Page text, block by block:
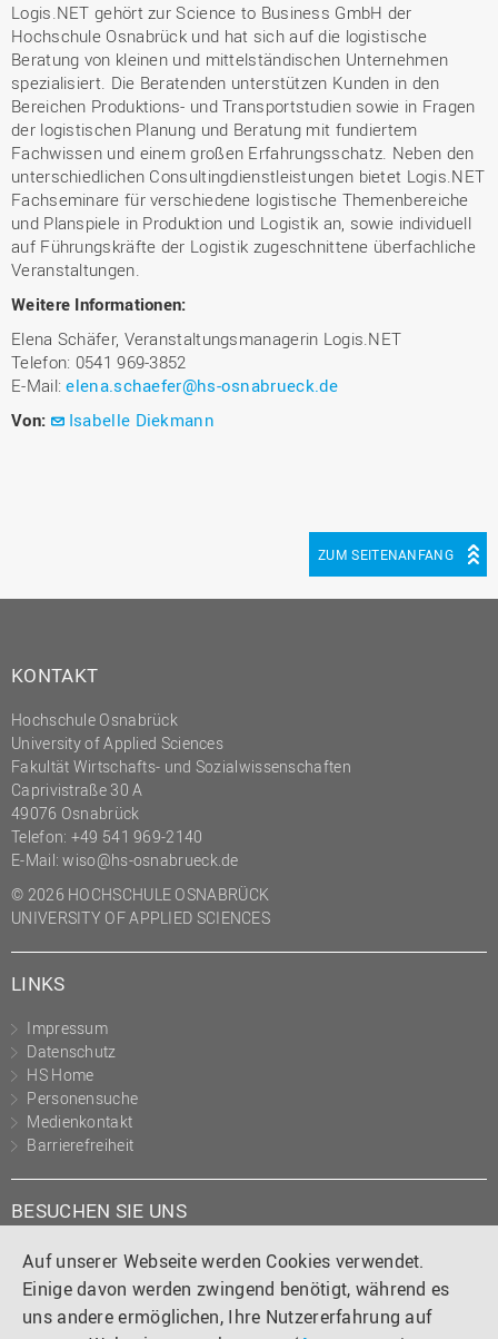
Auf unserer Webseite werden Cookies verwendet.
Einige davon werden zwingend benötigt, während es
uns andere ermöglichen, Ihre Nutzererfahrung auf
Logis.NET gehört zur Science to Business GmbH der
Hochschule Osnabrück und hat sich auf die logistische
Beratung von kleinen und mittelständischen Unternehmen
spezialisiert. Die Beratenden unterstützen Kunden in den
Bereichen Produktions- und Transportstudien sowie in Fragen
der logistischen Planung und Beratung mit fundiertem
Fachwissen und einem großen Erfahrungsschatz. Neben den
unterschiedlichen Consultingdienstleistungen bietet Logis.NET
Fachseminare für verschiedene logistische Themenbereiche
und Planspiele in Produktion und Logistik an, sowie individuell
auf Führungskräfte der Logistik zugeschnittene überfachliche
Veranstaltungen.
Weitere Informationen:
Elena Schäfer, Veranstaltungsmanagerin Logis.NET
Telefon: 0541 969-3852
E-Mail:elena.schaefer@hs-osnabrueck.de
Von:
Isabelle Diekmann
ZUM SEITENANFANG
KONTAKT
Hochschule Osnabrück
University of Applied Sciences
Fakultät Wirtschafts- und Sozialwissenschaften
Caprivistraße 30 A
49076 Osnabrück
Telefon: +49 541 969-2140
E-Mail:wiso@hs-osnabrueck.de
© 2026 HOCHSCHULE OSNABRÜCK
UNIVERSITY OF APPLIED SCIENCES
LINKS
Impressum
Datenschutz
HS Home
Personensuche
Medienkontakt
Barrierefreiheit
BESUCHEN SIE UNS
Instagram
TiktokLinkedIn
YouTube
Facebook